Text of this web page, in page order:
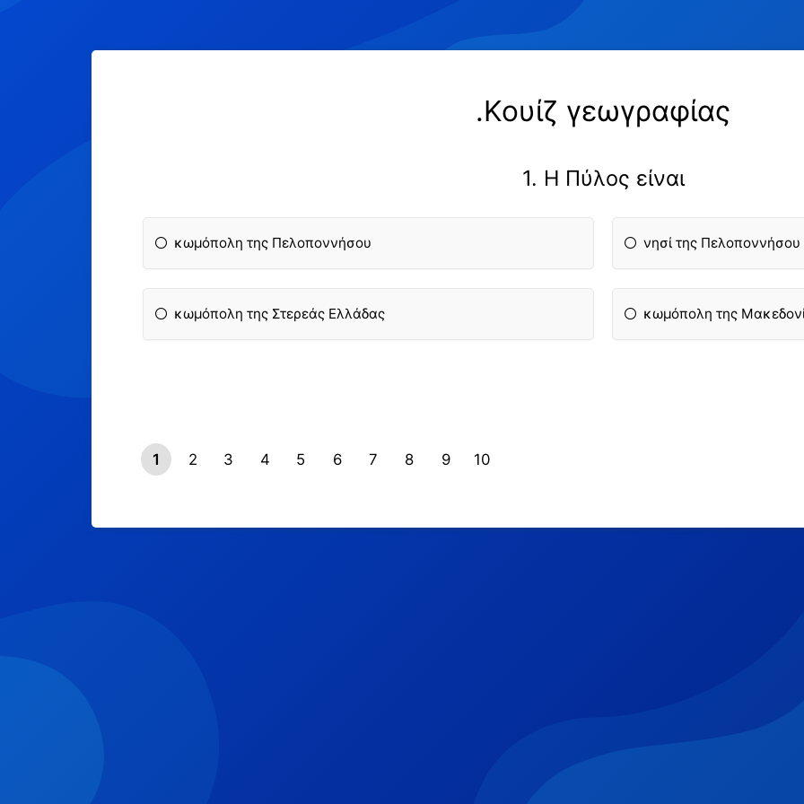
.Κουίζ γεωγραφίας
1. Η Πύλος είναι
κωμόπολη της Πελοποννήσου νησί της Πελοποννήσου
κωμόπολη της Στερεάς Ελλάδας κωμόπολη της
1 2 3 4 5 6 7 8 9 10